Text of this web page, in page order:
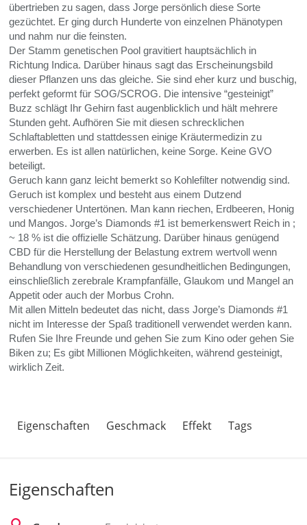
übertrieben zu sagen, dass Jorge persönlich diese Sorte
gezüchtet. Er ging durch Hunderte von einzelnen Phänotypen
und nahm nur die feinsten.
Der Stamm genetischen Pool gravitiert hauptsächlich in
Richtung Indica. Darüber hinaus sagt das Erscheinungsbild
dieser Pflanzen uns das gleiche. Sie sind eher kurz und buschig,
perfekt geformt für SOG/SCROG. Die intensive “gesteinigt”
Buzz schlägt Ihr Gehirn fast augenblicklich und hält mehrere
Stunden geht. Aufhören Sie mit diesen schrecklichen
Schlaftabletten und stattdessen einige Kräutermedizin zu
erwerben. Es ist allen natürlichen, keine Sorge. KeineGVO
beteiligt.
Geruch kann ganz leicht bemerkt so Kohlefilter notwendig sind.
Geruch ist komplex und besteht aus einem Dutzend
verschiedener Untertönen. Man kann riechen, Erdbeeren, Honig
und Mangos. Jorge’s Diamonds #1 ist bemerkenswert Reich in ;
~ 18 % ist die offizielle Schätzung. Darüber hinaus genügend
CBD für die Herstellung der Belastung extrem wertvoll wenn
Behandlung von verschiedenen gesundheitlichen Bedingungen,
einschließlich zerebrale Krampfanfälle, Glaukom und Mangel an
Appetit oder auch der Morbus Crohn.
Mit allen Mitteln bedeutet das nicht, dass Jorge’s Diamonds #1
nicht im Interesse der Spaß traditionell verwendet werden kann.
Rufen Sie Ihre Freunde und gehen Sie zum Kino oder gehen Sie
Biken zu; Es gibt Millionen Möglichkeiten, während gesteinigt,
wirklich Zeit.
Eigenschaften Geschmack Effekt Tags
Eigenschaften